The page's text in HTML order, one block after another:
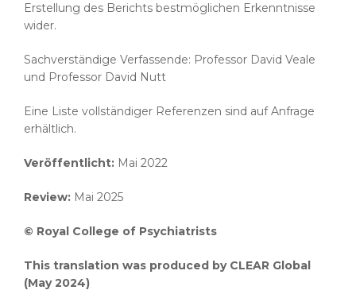
Erstellung des Berichts bestmöglichen Erkenntnisse
wider.
Sachverständige Verfassende: Professor David Veale
und Professor David Nutt
Eine Liste vollständiger Referenzen sind auf Anfrage
erhältlich.
Veröffentlicht: Mai 2022
Review: Mai 2025
© Royal College of Psychiatrists
This translation was produced by CLEAR Global
(May 2024)